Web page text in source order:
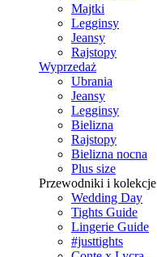
Majtki
Legginsy
Jeansy
Rajstopy
Wyprzedaż
Ubrania
Jeansy
Legginsy
Bielizna
Rajstopy
Bielizna nocna
Plus size
Przewodniki i kolekcje
Wedding Day
Tights Guide
Lingerie Guide
#justtights